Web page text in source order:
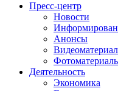
Пресс-центр
Новости
Анонсы
Деятельность
Экономика